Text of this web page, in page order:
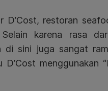
D’Cost, restoran
karena rasa
di sini juga sangat
D’Cost